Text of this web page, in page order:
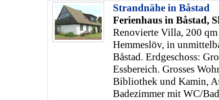
Strandnähe in Båstad
Ferienhaus in Båstad,
Renovierte Villa, 200
Hemmeslöv, in
Båstad. Erdgeschoss:
Essbereich. Grosses
Bibliothek und Kamin,
Badezimmer mit WC/